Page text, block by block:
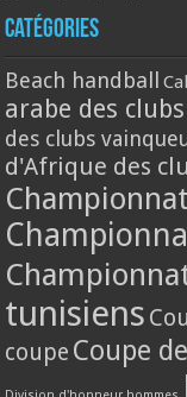
Catégories
Beach handball
arabe des
des clubs
d'Afrique des
tunisiens
coupe Coupe